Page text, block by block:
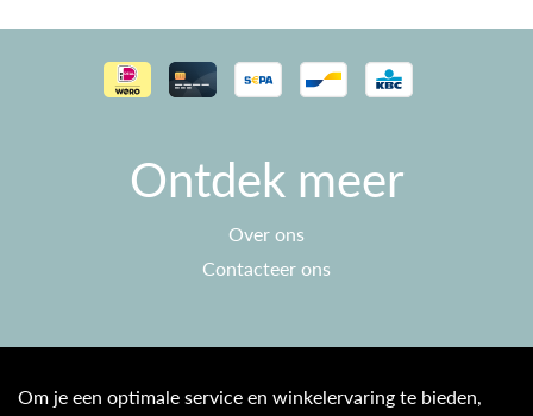
Ontdek meer
Over ons
Contacteer ons
Om je een optimale service en winkelervaring te bieden,